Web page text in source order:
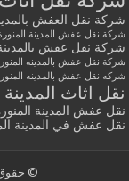
شركة نقل العفش
شركة نقل عفش المدينة
شركة نقل عفش
شركة نقل عفش بالمدينه
شركه نقل عفش بالمدينه
نقل اثاث المدينة
نقل عفش المدينة
نقل عفش في المدينة
© حقوق الملكية